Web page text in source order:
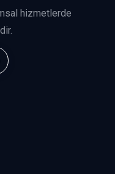
hizmetlerde